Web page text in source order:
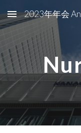
Skip to main content
2023年年会